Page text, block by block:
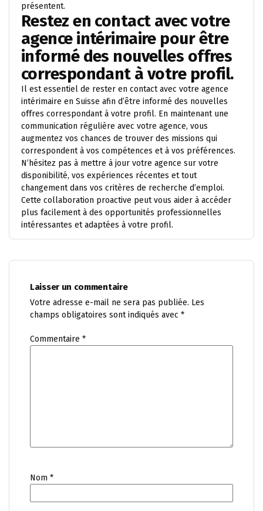
présentent.
Restez en contact avec votre
agence intérimaire pour être
informé des nouvelles offres
correspondant à votre profil.
Il est essentiel de rester en contact avec votre agence
intérimaire en Suisse afin d’être informé des nouvelles
offres correspondant à votre profil. En maintenant une
communication régulière avec votre agence, vous
augmentez vos chances de trouver des missions qui
correspondent à vos compétences et à vos préférences.
N’hésitez pas à mettre à jour votre agence sur votre
disponibilité, vos expériences récentes et tout
changement dans vos critères de recherche d’emploi.
Cette collaboration proactive peut vous aider à accéder
plus facilement à des opportunités professionnelles
intéressantes et adaptées à votre profil.
Laisser un commentaire
Votre adresse e-mail ne sera pas publiée. Les
champs obligatoires sont indiqués avec *
Commentaire *
Nom *